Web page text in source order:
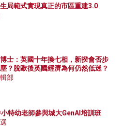
局範式實現真正的市區重建3.0
士：英國十年換七相，新揆會否步
？脫歐後英國經濟為何仍然低迷？
部
特幼老師參與城大GenAI培訓班